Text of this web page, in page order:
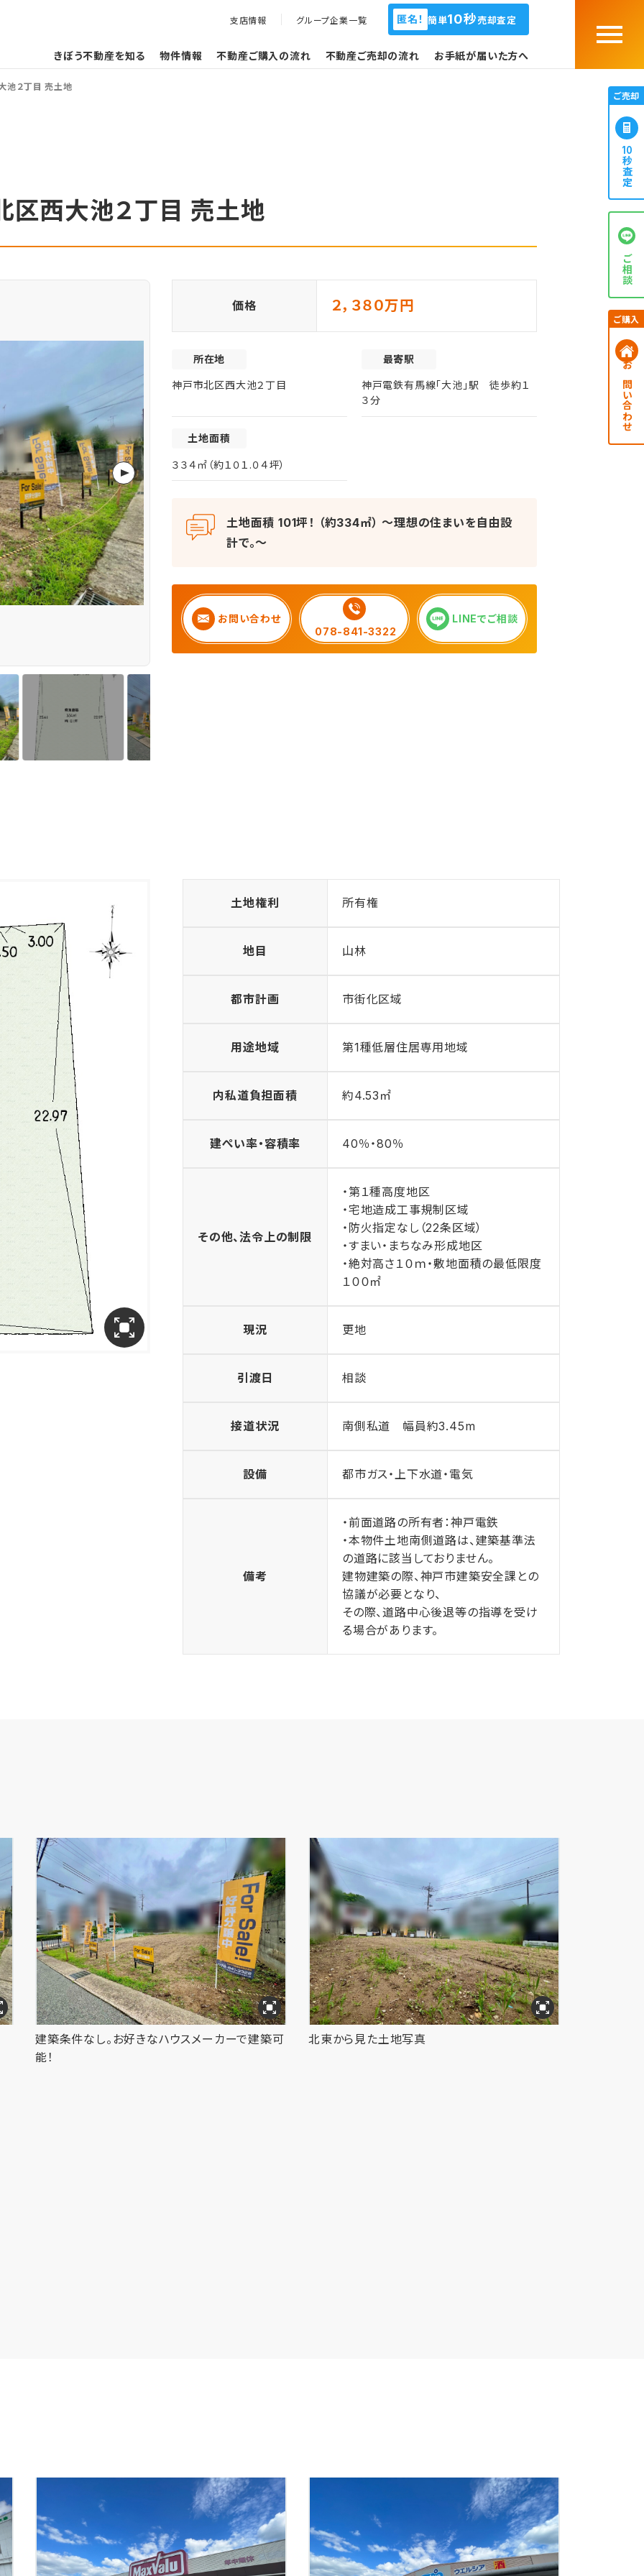
支店情報 グループ企業一覧 匿名！ 簡単10秒売却査定
きぼう不動産を知る 物件情報 不動産ご購入の流れ 不動産ご売却の流れ お手紙が届いた方へ
Menu
池２丁目 売土地
区西大池２丁目 売土地
価格 ２，３８０万円
所在地
神戸市北区西大池２丁目
最寄駅
神戸電鉄有馬線「大池」駅 徒歩約１
３分
土地面積
３３４㎡（約１０１.０４坪）
土地面積 101坪！ （約334㎡） ～理想の住まいを自由設
計で。～
お問い合わせ
078-841-3322
LINEでご相談
土地権利 所有権
地目 山林
都市計画 市街化区域
用途地域 第1種低層住居専用地域
内私道負担面積 約4.53㎡
建ぺい率・容積率 40％・80％
その他、法令上の制限
・第１種高度地区
・宅地造成工事規制区域
・防火指定なし（22条区域）
・すまい・まちなみ形成地区
・絶対高さ１０ｍ・敷地面積の最低限度
１００㎡
現況 更地
引渡日 相談
接道状況 南側私道 幅員約3.45m
設備 都市ガス・上下水道・電気
備考
・前面道路の所有者：神戸電鉄
・本物件土地南側道路は、建築基準法
の道路に該当しておりません。
建物建築の際、神戸市建築安全課との
協議が必要となり、
その際、道路中心後退等の指導を受け
る場合があります。
建築条件なし。お好きなハウスメーカーで建築可
能！
北東から見た土地写真
ご売却
10
秒査定
ご相談
ご購入
お問い合わせ